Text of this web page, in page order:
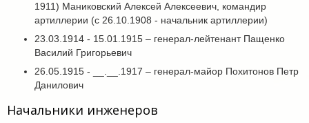
1911) Маниковский Алексей Алексеевич, командир
артиллерии (с 26.10.1908 - начальник артиллерии)
23.03.1914 - 15.01.1915 – генерал-лейтенант Пащенко
Василий Григорьевич
26.05.1915 - __.__.1917 – генерал-майор Похитонов Петр
Данилович
Начальники инженеров